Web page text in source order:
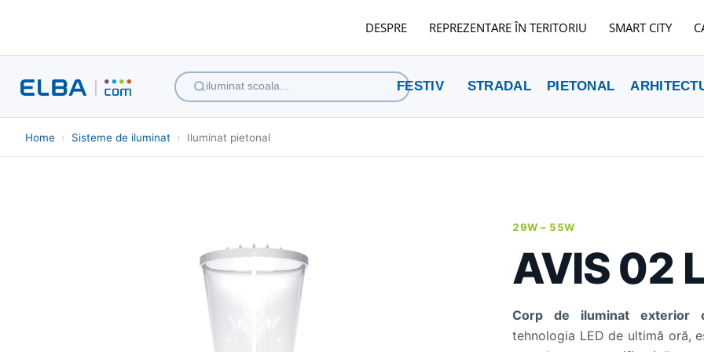
DESPRE REPREZENTARE ÎN TERITORIU SMART CITY
iluminat scoala... FESTIV STRADAL PIETONAL
Home › Sisteme de iluminat › Iluminat pietonal
29W – 55W
AVIS 02
Corp de iluminat exterior
tehnologia LED de ultimă oră,